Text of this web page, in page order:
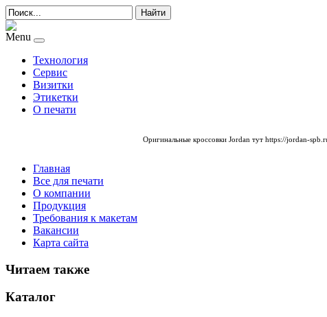
Найти
Menu
Технология
Сервис
Визитки
Этикетки
О печати
Оригинальные кроссовки Jordan тут https://jordan-
Главная
Все для печати
О компании
Продукция
Требования к макетам
Вакансии
Карта сайта
Читаем также
Каталог